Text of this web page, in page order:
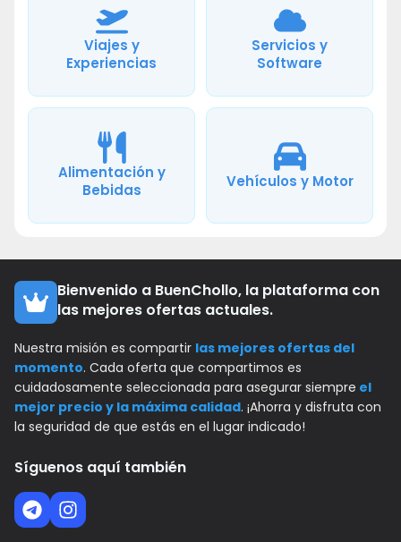
Viajes y
Experiencias
Servicios y
Software
Alimentación y
Bebidas
Vehículos y Motor
Bienvenido a BuenChollo, la plataforma con
las mejores ofertas actuales.
Nuestra misión es compartir las mejores ofertas del
momento. Cada oferta que compartimos es
cuidadosamente seleccionada para asegurar siempre el
mejor precio y la máxima calidad. ¡Ahorra y disfruta con
la seguridad de que estás en el lugar indicado!
Síguenos aquí también